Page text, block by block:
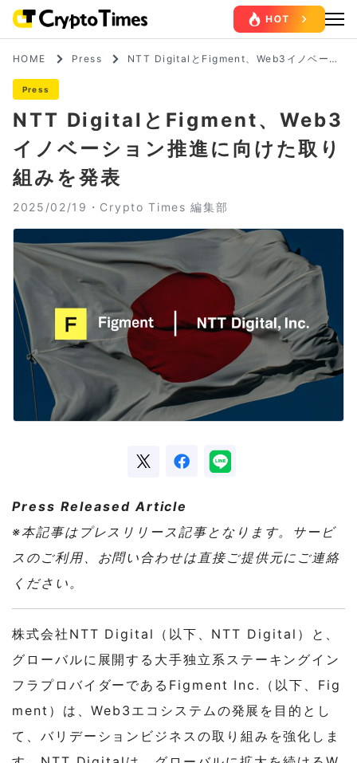
HOME Press
NTT DigitalとFigment、Web3イノベーシ
Press
NTT DigitalとFigment、Web3
イノベーション推進に向けた取り
組みを発表
2025/02/19・ Crypto Times 編集部
Press Released Article
※本記事はプレスリリース記事となります。サービ
スのご利用、お問い合わせは直接ご提供元にご連絡
ください。
株式会社NTT Digital（以下、NTT Digital）と、
グローバルに展開する大手独立系ステーキングイン
フラプロバイダーであるFigment Inc.（以下、Fig
ment）は、Web3エコシステムの発展を目的とし
て、バリデーションビジネスの取り組みを強化しま